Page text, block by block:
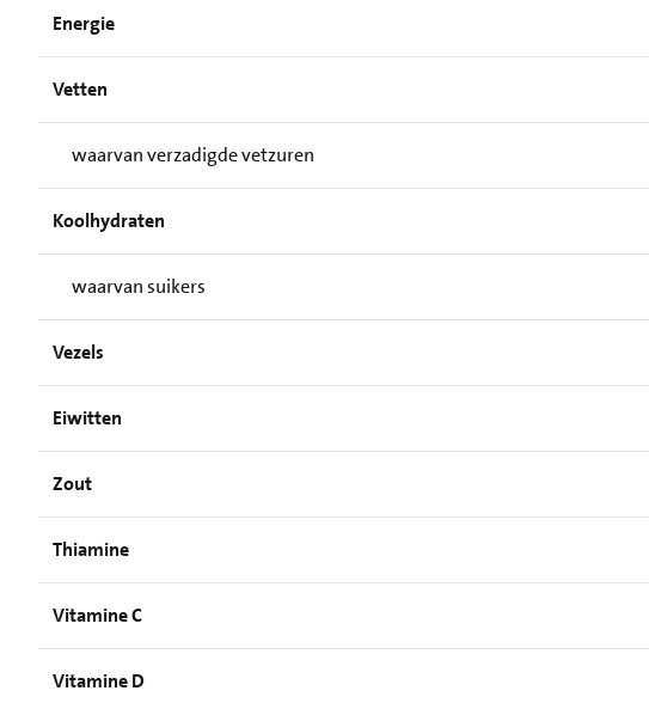
Energie
Vetten
waarvan verzadigde vetzuren
Koolhydraten
waarvan suikers
Vezels
Eiwitten
Zout
Thiamine
Vitamine C
Vitamine D